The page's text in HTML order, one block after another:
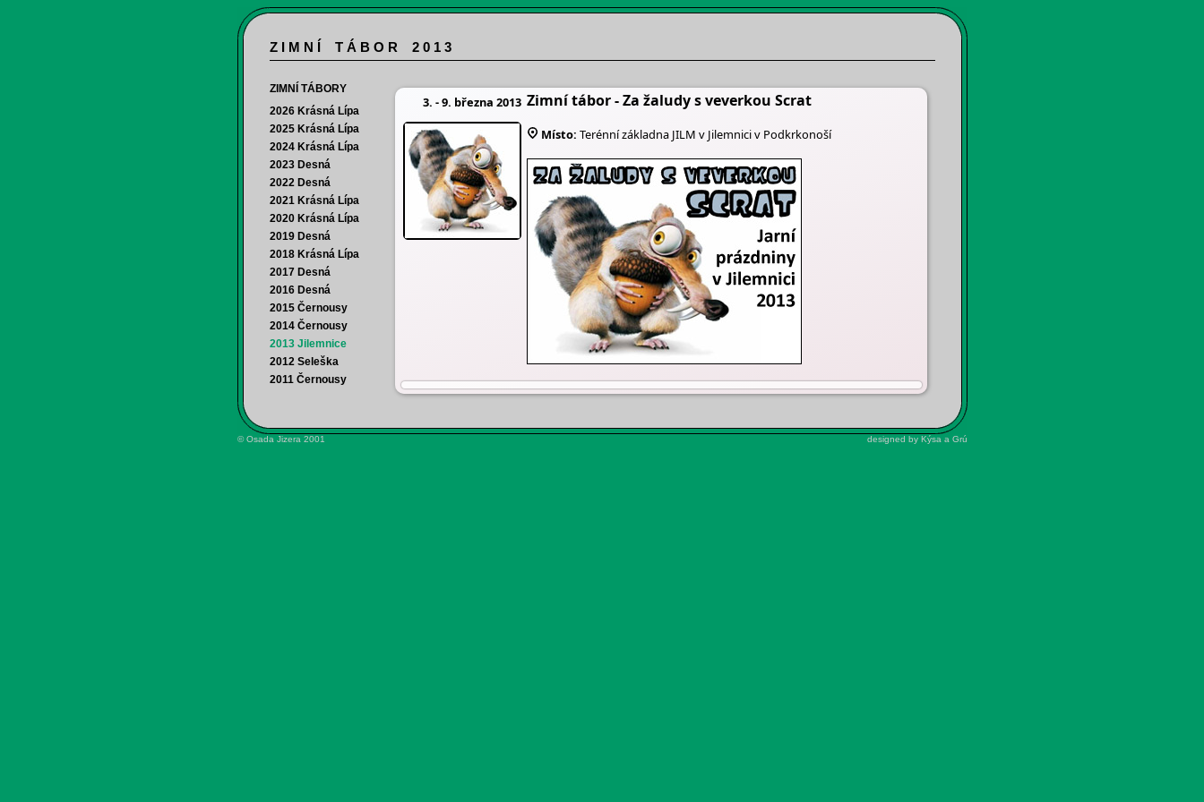
Z I M N Í T Á B O R 2 0 1 3
ZIMNÍ TÁBORY
2026 Krásná Lípa
2025 Krásná Lípa
2024 Krásná Lípa
2023 Desná
2022 Desná
2021 Krásná Lípa
2020 Krásná Lípa
2019 Desná
2018 Krásná Lípa
2017 Desná
2016 Desná
2015 Černousy
2014 Černousy
2013 Jilemnice
2012 Seleška
2011 Černousy
3. - 9. března 2013 Zimní tábor - Za žaludy s veverkou Scrat
Místo: Terénní základna JILM v Jilemnici v Podkrkonoší
© Osada Jizera 2001 designed by Kýsa a Grú